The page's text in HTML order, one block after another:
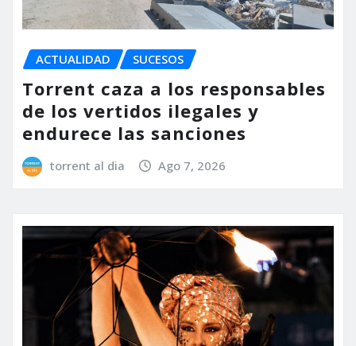
ACTUALIDAD SUCESOS
Torrent caza a los responsables
de los vertidos ilegales y
endurece las sanciones
torrent al dia Ago 7, 2026